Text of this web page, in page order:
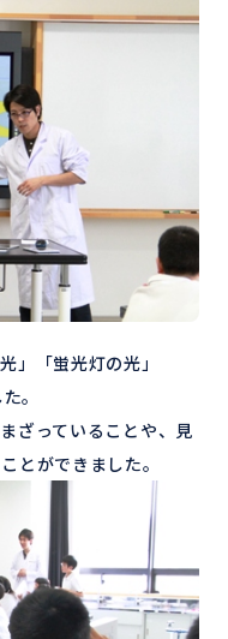
」「蛍光灯の光」
。
ざっていることや、見
とができました。